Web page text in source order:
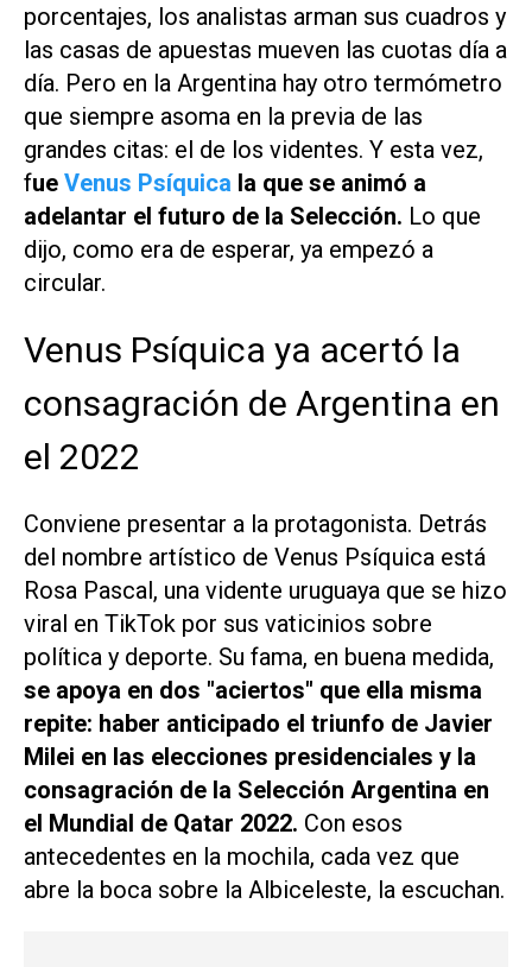
porcentajes, los analistas arman sus cuadros y
las casas de apuestas mueven las cuotas día a
día. Pero en la Argentina hay otro termómetro
que siempre asoma en la previa de las
grandes citas: el de los videntes. Y esta vez,
fue Venus Psíquica la que se animó a
adelantar el futuro de la Selección. Lo que
dijo, como era de esperar, ya empezó a
circular.
Venus Psíquica ya acertó la
consagración de Argentina en
el 2022
Conviene presentar a la protagonista. Detrás
del nombre artístico de Venus Psíquica está
Rosa Pascal, una vidente uruguaya que se hizo
viral en TikTok por sus vaticinios sobre
política y deporte. Su fama, en buena medida,
se apoya en dos "aciertos" que ella misma
repite: haber anticipado el triunfo de Javier
Milei en las elecciones presidenciales y la
consagración de la Selección Argentina en
el Mundial de Qatar 2022. Con esos
antecedentes en la mochila, cada vez que
abre la boca sobre la Albiceleste, la escuchan.